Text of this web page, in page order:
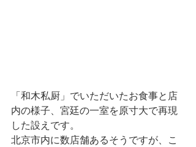
「和木私厨」でいただいたお食事と店
内の様子、宮廷の一室を原寸大で再現
した設えです。
北京市内に数店舗あるそうですが、こ